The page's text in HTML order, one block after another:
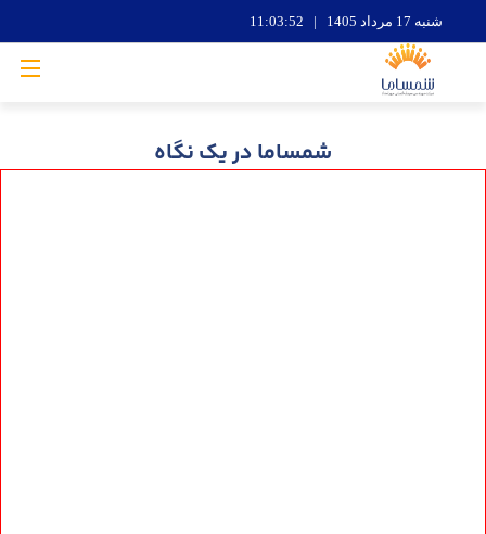
شنبه 17 مرداد 1405 | 11:03:53
شمساما در یک نگاه